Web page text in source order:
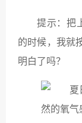
提示：把
的时候，我就
明白了吗？